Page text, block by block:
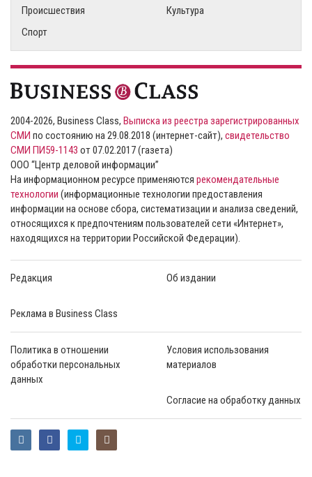
Происшествия
Культура
Спорт
2004-2026, Business Class, Выписка из реестра зарегистрированных
СМИ по состоянию на 29.08.2018 (интернет-сайт), свидетельство
СМИ ПИ59-1143 от 07.02.2017 (газета)
ООО “Центр деловой информации”
На информационном ресурсе применяются рекомендательные
технологии (информационные технологии предоставления
информации на основе сбора, систематизации и анализа сведений,
относящихся к предпочтениям пользователей сети «Интернет»,
находящихся на территории Российской Федерации).
Редакция Об издании
Реклама в Business Class
Политика в отношении
обработки персональных
данных
Условия использования
материалов
Согласие на обработку данных